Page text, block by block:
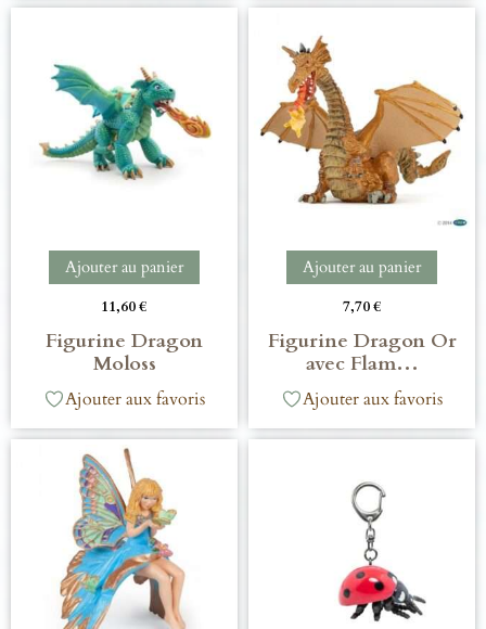
Ajouter au panier
11,60€
Figurine Dragon
Moloss
Ajouter aux favoris
Ajouter au panier
7,70€
Figurine Dragon Or
avec Flam…
Ajouter aux favoris